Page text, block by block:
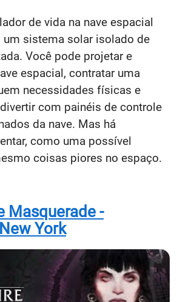
de vida na nave espacial
um sistema solar isolado de
Você pode projetar e
espacial, contratar uma
necessidades físicas e
com painéis de controle
da nave. Mas há
como uma possível
coisas piores no espaço.
Masquerade -
York